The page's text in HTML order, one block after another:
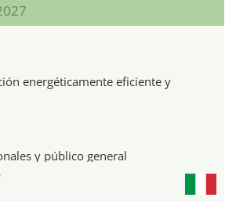
energéticamente eficiente y
y público general